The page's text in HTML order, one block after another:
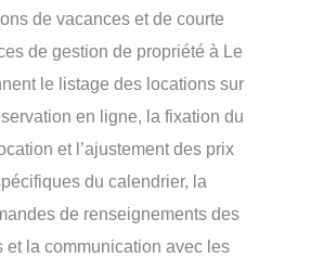
de vacances et de courte
de gestion de propriété à Le
le listage des locations sur
en ligne, la fixation du
et l’ajustement des prix
du calendrier, la
de renseignements des
et la communication avec les